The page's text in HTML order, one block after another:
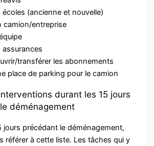
écoles (ancienne et nouvelle)
camion/entreprise
assurances
transférer les abonnements
place de parking pour le camion
durant les 15 jours
déménagement
jours précédant le déménagement,
référer à cette liste. Les tâches qui y